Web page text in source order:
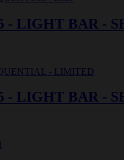
- LIGHT BAR -
- LIGHT BAR -